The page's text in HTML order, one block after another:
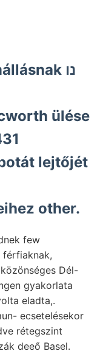
ülése
lejtőjét
other.
few
férfiaknak,
Dél-
eladta,.
ecsetelésekor
rétegszint
deeő Basel.